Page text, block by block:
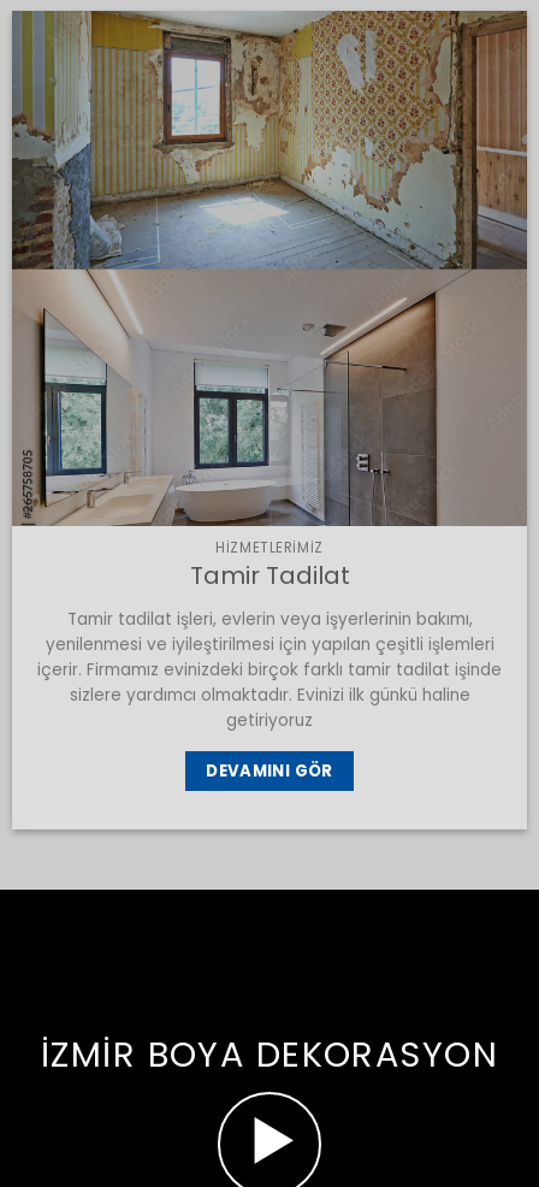
HIZMETLERIMIZ
Tamir Tadilat
Tamir tadilat işleri, evlerin veya işyerlerinin bakımı,
yenilenmesi ve iyileştirilmesi için yapılan çeşitli işlemleri
içerir. Firmamız evinizdeki birçok farklı tamir tadilat işinde
sizlere yardımcı olmaktadır. Evinizi ilk günkü haline
getiriyoruz
DEVAMINI GÖR
İZMIR BOYA DEKORASYON